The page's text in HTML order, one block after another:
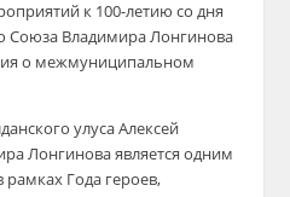
иятий к 100-летию со дня
Союза Владимира Лонгинова
о межмуниципальном
улуса Алексей
Лонгинова является одним
рамках Года героев,